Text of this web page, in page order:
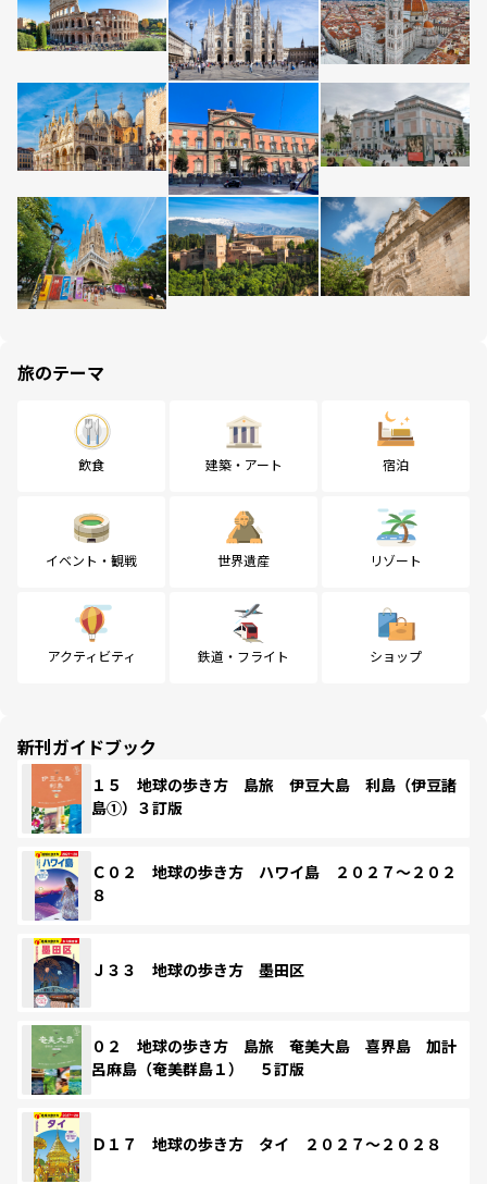
旅のテーマ
飲食 建築・アート 宿泊
イベント・観戦 世界遺産 リゾート
アクティビティ 鉄道・フライト ショップ
新刊ガイドブック
１５ 地球の歩き方 島旅 伊豆大島 利島（伊豆諸
島①）３訂版
Ｃ０２ 地球の歩き方 ハワイ島 ２０２７～２０２
８
Ｊ３３ 地球の歩き方 墨田区
０２ 地球の歩き方 島旅 奄美大島 喜界島 加計
呂麻島（奄美群島１） ５訂版
Ｄ１７ 地球の歩き方 タイ ２０２７～２０２８